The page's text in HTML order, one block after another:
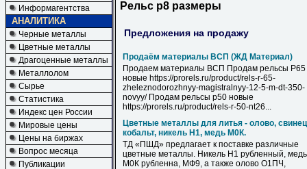
Информагентства
АНАЛИТИКА
Черные металлы
Цветные металлы
Драгоценные металлы
Металлолом
Сырье
Статистика
Индекс цен России
Мировые цены
Цены на биржах
Вопрос месяца
Публикации
Рельс р8 размеры
Предложения на продажу
Продаём материалы ВСП (ЖД Материал)
Продаем материалы ВСП Продам рельсы Р65
новые https://prorels.ru/product/rels-r-65-
zheleznodorozhnyy-magistralnyy-12-5-m-dt-350-
novyy/ Продам рельсы р50 новые
https://prorels.ru/product/rels-r-50-nt26...
Цветные металлы для литья - олово,
кобальт, никель Н1, медь М0К.
ТД «ПШД» предлагает к поставке различные
цветные металлы. Никель Н1 рубленный, медь
М0К рубленна, МФ9, а также олово О1ПЧ,